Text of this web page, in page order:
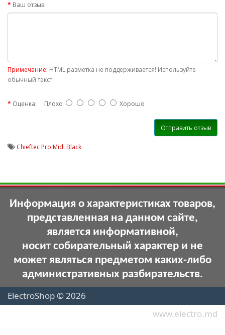
Ваш отзыв:
Примечание: HTML разметка не поддерживается! Используйте
обычный текст.
Оценка: Плохо Хорошо
Отправить отзыв
Chieftec Pro Midi Black
Информация о характеристиках товаров,
представленная на данном сайте,
является информативной,
носит собирательный характер и не
может являться предметом каких-либо
административных разбирательств.
ElectroShop © 2026
www.electro.md